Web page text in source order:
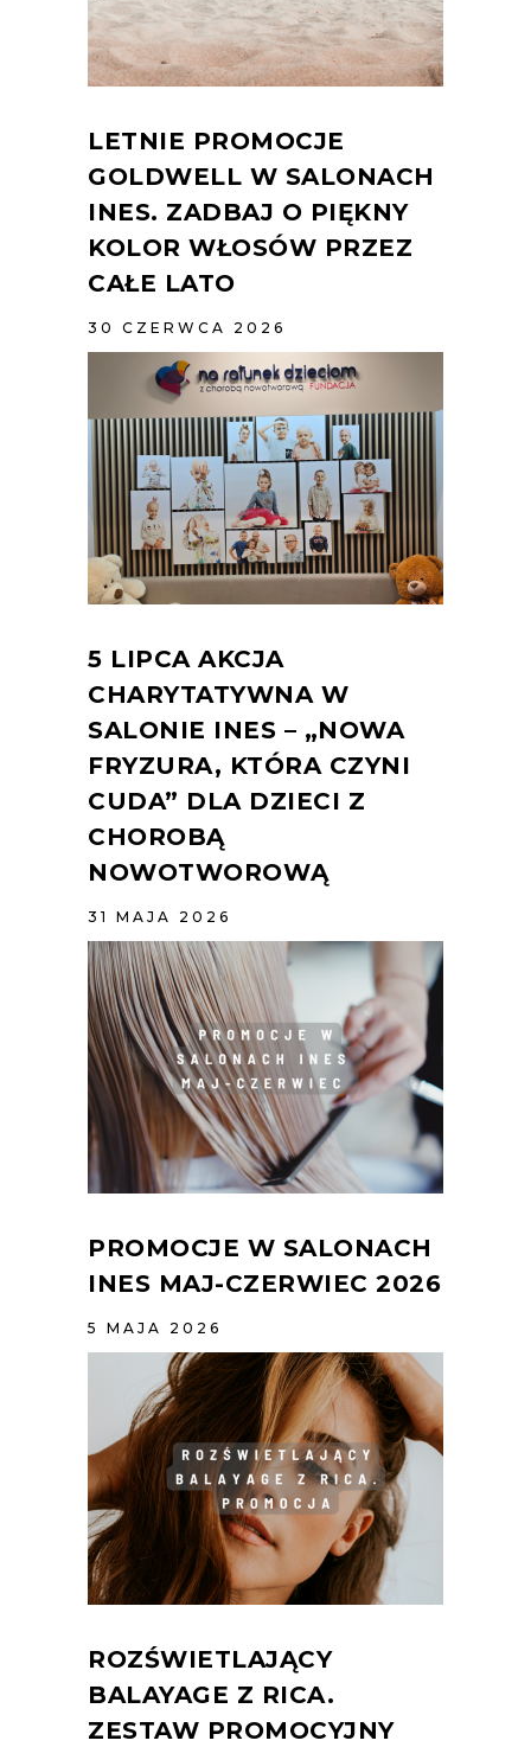
LETNIE PROMOCJE
GOLDWELL W SALONACH
INES. ZADBAJ O PIĘKNY
KOLOR WŁOSÓW PRZEZ
CAŁE LATO
30 CZERWCA 2026
5 LIPCA AKCJA
CHARYTATYWNA W
SALONIE INES – „NOWA
FRYZURA, KTÓRA CZYNI
CUDA” DLA DZIECI Z
CHOROBĄ
NOWOTWOROWĄ
31 MAJA 2026
PROMOCJE W SALONACH
INES MAJ-CZERWIEC 2026
5 MAJA 2026
ROZŚWIETLAJĄCY
BALAYAGE Z RICA.
ZESTAW PROMOCYJNY